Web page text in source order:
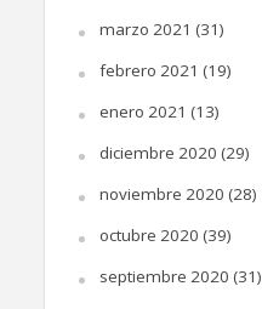
marzo 2021 (31)
febrero 2021 (19)
enero 2021 (13)
diciembre 2020 (29)
noviembre 2020 (28)
octubre 2020 (39)
septiembre 2020 (31)